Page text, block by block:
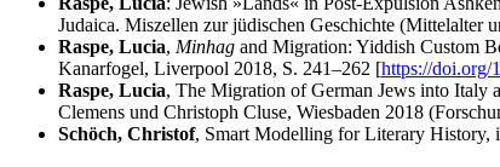
Judaica. Miszellen zur jüdischen Geschichte (Mittelalter
Raspe, Lucia, Minhag and Migration: Yiddish Custom
Kanarfogel, Liverpool 2018, S. 241–262 [https://doi.org/
Raspe, Lucia, The Migration of German Jews into Italy
Clemens und Christoph Cluse, Wiesbaden 2018
Schöch, Christof, Smart Modelling for Literary History,